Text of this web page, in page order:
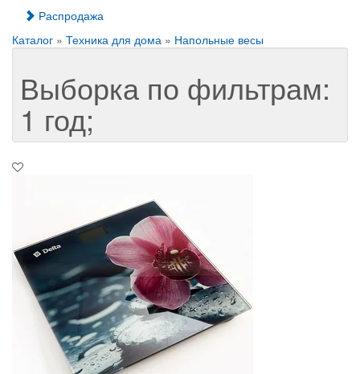
Распродажа
Каталог » Техника для дома » Напольные весы
Выборка по фильтрам:
1 год;